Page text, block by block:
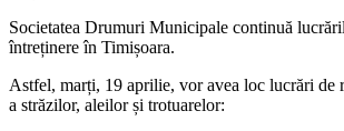
Societatea Drumuri Municipale continuă
întreținere în Timișoara.
Astfel, marți, 19 aprilie, vor avea loc lucrări de
a străzilor, aleilor și trotuarelor: